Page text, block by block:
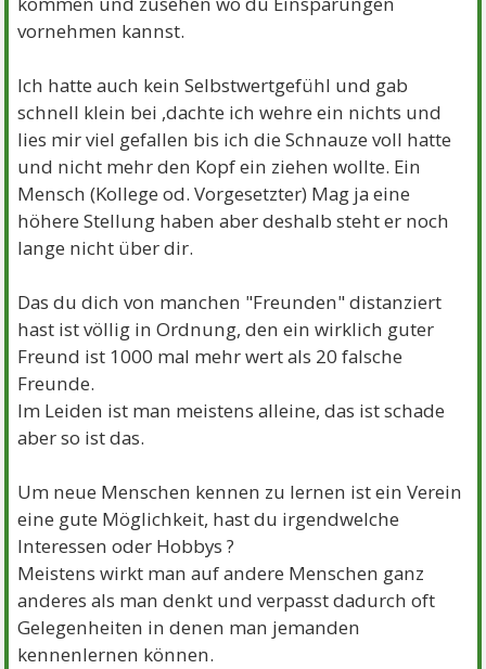
vornehmen kannst.
Ich hatte auch kein Selbstwertgefühl und gab
schnell klein bei ,dachte ich wehre ein nichts und
lies mir viel gefallen bis ich die Schnauze voll hatte
und nicht mehr den Kopf ein ziehen wollte. Ein
Mensch (Kollege od. Vorgesetzter) Mag ja eine
höhere Stellung haben aber deshalb steht er noch
lange nicht über dir.
Das du dich von manchen "Freunden" distanziert
hast ist völlig in Ordnung, den ein wirklich guter
Freund ist 1000 mal mehr wert als 20 falsche
Freunde.
Im Leiden ist man meistens alleine, das ist schade
aber so ist das.
Um neue Menschen kennen zu lernen ist ein Verein
eine gute Möglichkeit, hast du irgendwelche
Interessen oder Hobbys ?
Meistens wirkt man auf andere Menschen ganz
anderes als man denkt und verpasst dadurch oft
Gelegenheiten in denen man jemanden
kennenlernen können.